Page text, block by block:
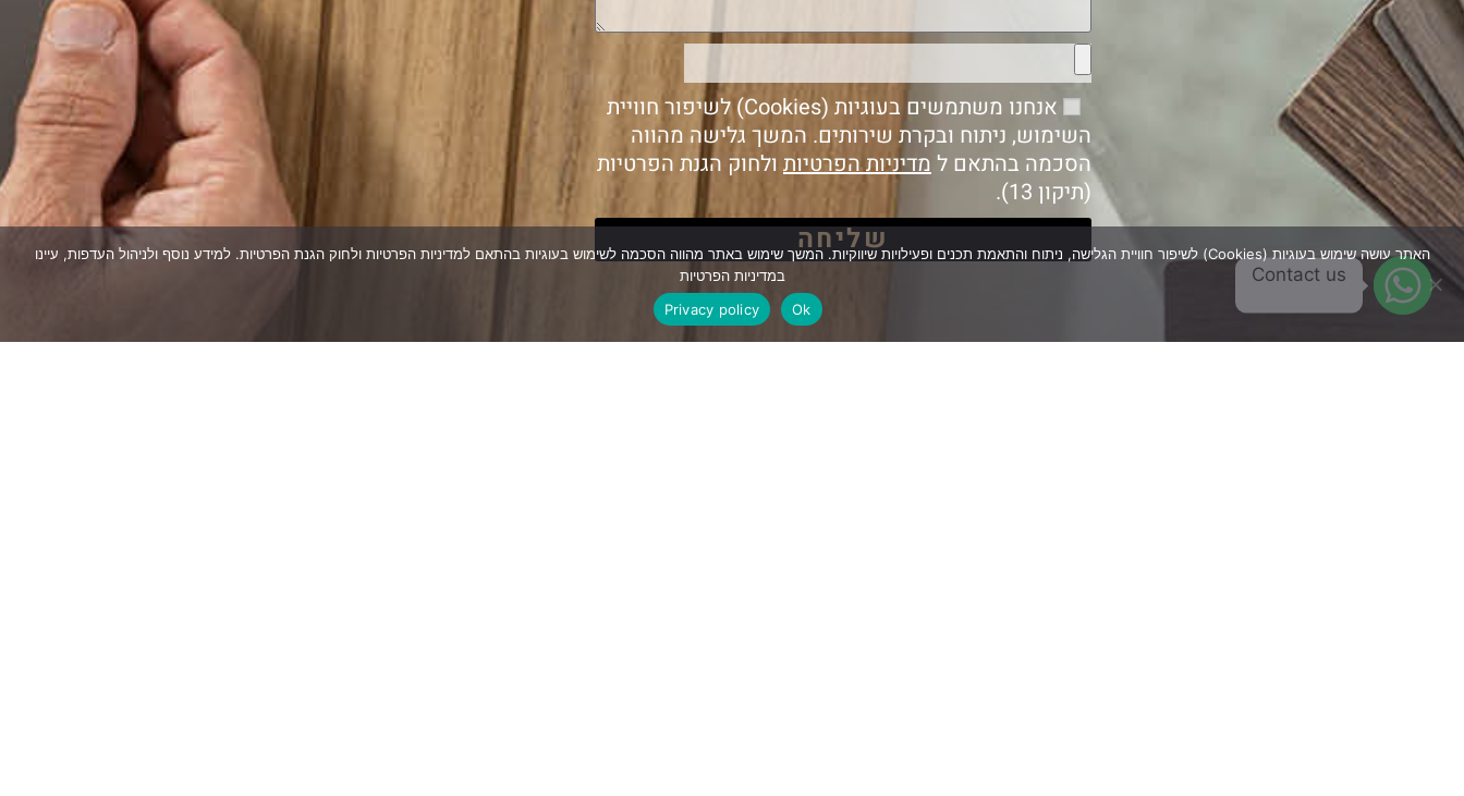
אנחנו משתמשים בעוגיות (Cookies) לשיפור חוויית
השימוש, ניתוח ובקרת שירותים. המשך גלישה מהווה
הסכמה בהתאם ל מדיניות הפרטיות ולחוק הגנת הפרטיות
(תיקון 13).
שליחה
האתר עושה שימוש בעוגיות (Cookies) לשיפור חוויית הגלישה, ניתוח והתאמת תכנים ופעילויות שיווקיות. המשך שימוש באתר מהווה הסכמה לשימוש בעוגיות בהתאם למדיניות הפרטיות ולחוק הגנת הפרטיות. למידע נוסף ולניהול העדפות, עיינו
במדיניות הפרטיות
Ok
Privacy policy
Contact us